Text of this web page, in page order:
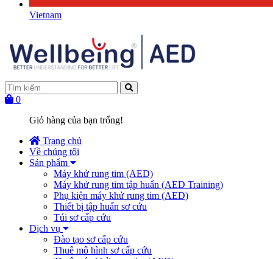
Vietnam
0
Giỏ hàng của bạn trống!
Trang chủ
Về chúng tôi
Sản phẩm
Máy khử rung tim (AED)
Máy khử rung tim tập huấn (AED Training)
Phụ kiện máy khử rung tim (AED)
Thiết bị tập huấn sơ cứu
Túi sơ cấp cứu
Dịch vụ
Đào tạo sơ cấp cứu
Thuê mô hình sơ cấp cứu